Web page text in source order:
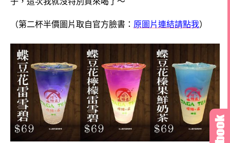
（第二杯半價圖片取自官方臉書： 原圖片連結請點我）